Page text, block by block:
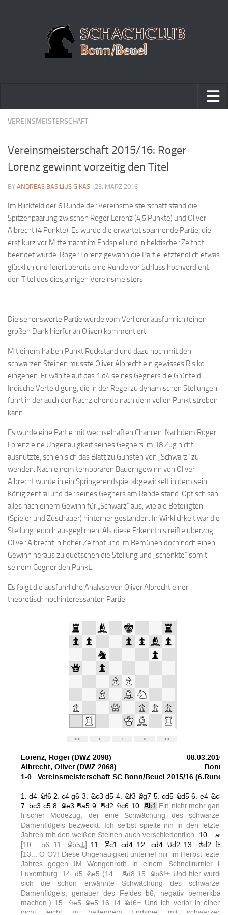
Home
Vereinsmeisterschaft
Vereinspokalturnier
Vereinsschnellschachmeisterschaft
Blitzturnierserie
Schnellturnierserie
Bayernpokal
Sommerturnier
4. Mannschaft
Jugendschach
Schach online
Termine
Anfahrt
Vorstand
Mitglieder
Mitglied werden
Satzung
Datenschutzordnung
En passant
BKV
VEREINSMEISTERSCHAFT
Vereinsmeisterschaft 2015/16: Roger
Lorenz gewinnt vorzeitig den Titel
BY ANDREAS BASILIUS GIKAS · 23. MÄRZ 2016
Im Blickfeld der 6.Runde der Vereinsmeisterschaft stand die
Spitzenpaarung zwischen Roger Lorenz (4,5 Punkte) und Oliver
Albrecht (4 Punkte). Es wurde die erwartet spannende Partie, die
erst kurz vor Mitternacht im Endspiel und in hektischer Zeitnot
beendet wurde. Roger Lorenz gewann die Partie letztendlich etwas
glücklich und feiert bereits eine Runde vor Schluss hochverdient
den Titel des diesjährigen Vereinsmeisters.
Die sehenswerte Partie wurde vom Verlierer ausführlich (einen
großen Dank hierfür an Oliver) kommentiert.
Mit einem halben Punkt Rückstand und dazu noch mit den
schwarzen Steinen musste Oliver Albrecht ein gewisses Risiko
eingehen. Er wählte auf das 1.d4 seines Gegners die Grünfeld-
Indische Verteidigung, die in der Regel zu dynamischen Stellungen
führt in der auch der Nachziehende nach dem vollen Punkt streben
kann.
Es wurde eine Partie mit wechselhaften Chancen. Nachdem Roger
Lorenz eine Ungenauigkeit seines Gegners im 18.Zug nicht
ausnutzte, schien sich das Blatt zu Gunsten von „Schwarz“ zu
wenden. Nach einem temporären Bauerngewinn von Oliver
Albrecht wurde in ein Springerendspiel abgewickelt in dem sein
König zentral und der seines Gegners am Rande stand. Optisch sah
alles nach einem Gewinn für „Schwarz“ aus, wie ale Beteiligten
(Spieler und Zuschauer) hinterher gestanden. In Wirklichkeit war die
Stellung jedoch ausgeglichen. Als diese Erkenntnis reifte überzog
Oliver Albrecht in hoher Zeitnot und im Bemühen doch noch einen
Gewinn heraus zu quetschen die Stellung und „schenkte“ somit
seinem Gegner den Punkt.
Es folgt die ausführliche Analyse von Oliver Albrecht einer
theoretisch hochinteressanten Partie: